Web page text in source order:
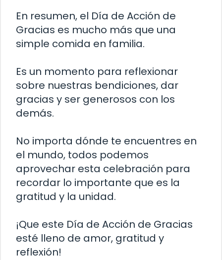
En resumen, el Día de Acción de
Gracias es mucho más que una
simple comida en familia.
Es un momento para reflexionar
sobre nuestras bendiciones, dar
gracias y ser generosos con los
demás.
No importa dónde te encuentres en
el mundo, todos podemos
aprovechar esta celebración para
recordar lo importante que es la
gratitud y la unidad.
¡Que este Día de Acción de Gracias
esté lleno de amor, gratitud y
reflexión!